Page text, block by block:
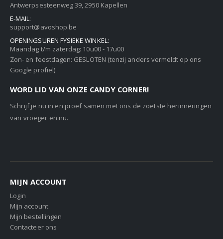
Antwerpsesteenweg 39, 2950 Kapellen
E-MAIL:
support@avoshop.be
OPENINGSUREN FYSIEKE WINKEL:
Maandag t/m zaterdag: 10u00 - 17u00
Zon- en feestdagen: GESLOTEN (tenzij anders vermeldt op ons
Google profiel)
WORD LID VAN ONZE CANDY CORNER!
Schrijf je nu in en proef samen met ons de zoetste herinneringen
van vroeger en nu.
MIJN ACCOUNT
Login
Mijn account
Mijn bestellingen
Contacteer ons